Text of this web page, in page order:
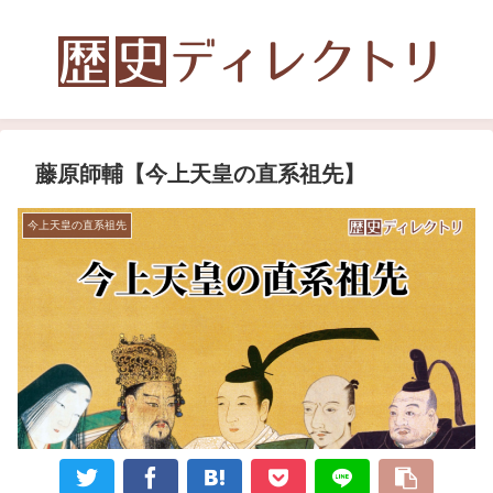
藤原師輔【今上天皇の直系祖先】
今上天皇の直系祖先